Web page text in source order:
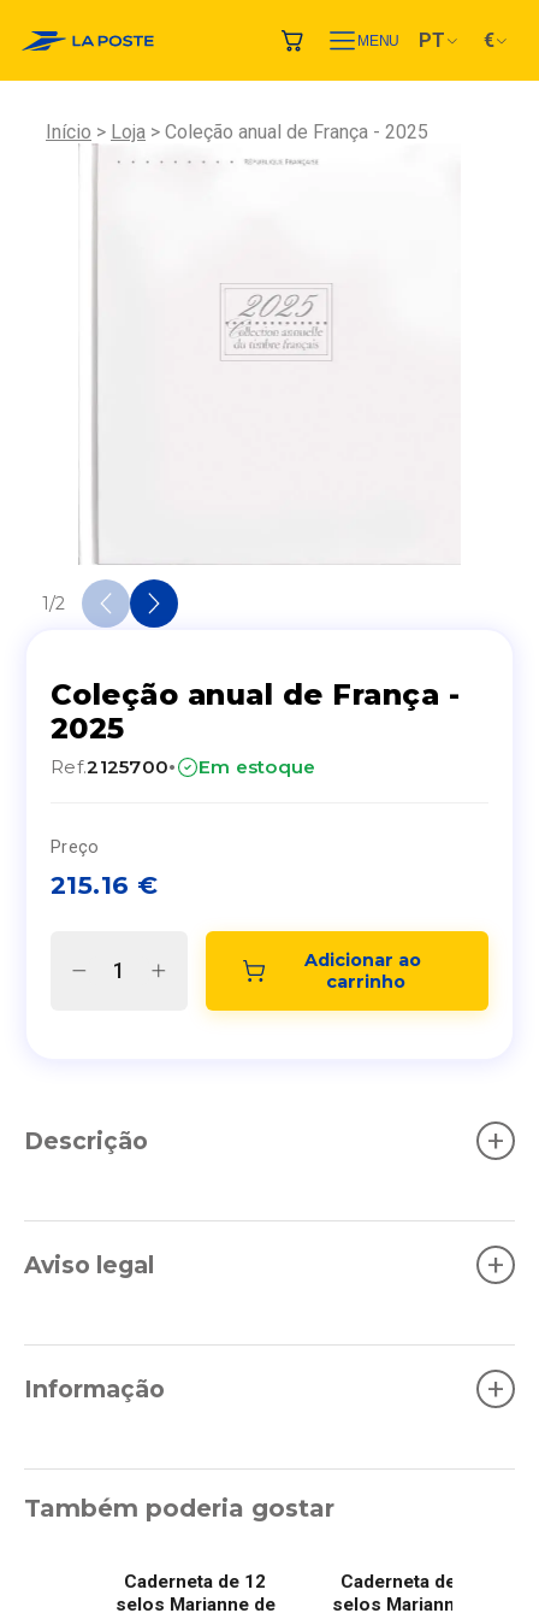
MENU PT €
Início Loja Coleção anual de França - 2025
1/2
Coleção anual de França -
2025
Ref.2125700· Em estoque
Preço
215.16 €
Adicionar ao
carrinho
Descrição +
Aviso legal +
Informação +
Também poderia gostar
Caderneta de 12
selos Marianne de
Caderneta de 12
selos Marianne de